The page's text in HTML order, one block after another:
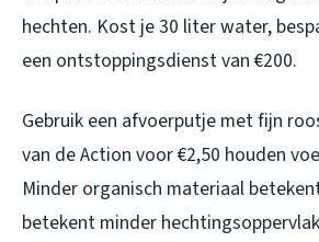
hechten. Kost je 30 liter water,
een ontstoppingsdienst van €200.
Gebruik een afvoerputje met fijn
van de Action voor €2,50 houden
Minder organisch materiaal
betekent minder